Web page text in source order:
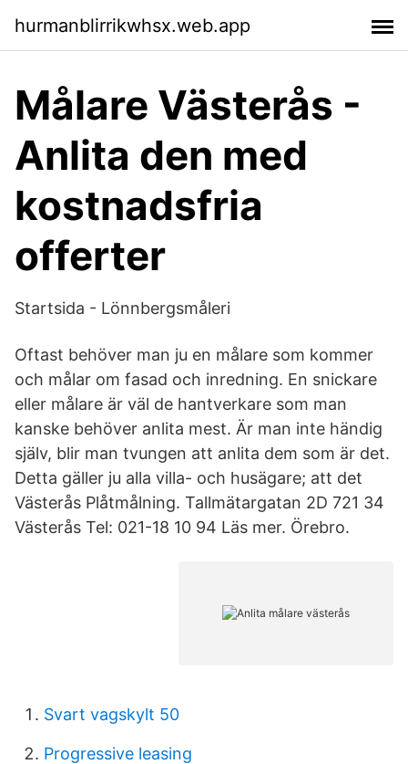
hurmanblirrikwhsx.web.app
Målare Västerås -
Anlita den med
kostnadsfria
offerter
Startsida - Lönnbergsmåleri
Oftast behöver man ju en målare som kommer
och målar om fasad och inredning. En snickare
eller målare är väl de hantverkare som man
kanske behöver anlita mest. Är man inte händig
själv, blir man tvungen att anlita dem som är det.
Detta gäller ju alla villa- och husägare; att det
Västerås Plåtmålning. Tallmätargatan 2D 721 34
Västerås Tel: 021-18 10 94 Läs mer. Örebro.
Svart vagskylt 50
Progressive leasing